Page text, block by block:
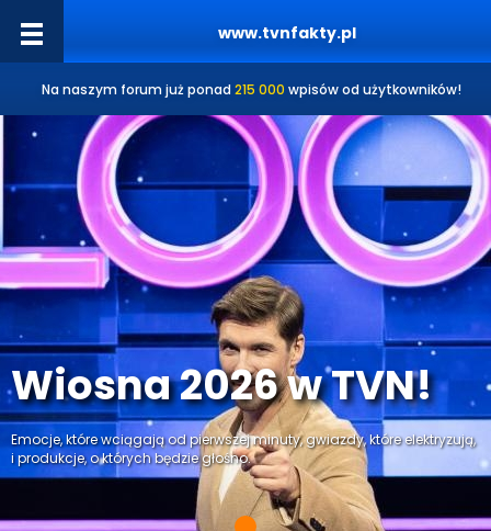
www.tvnfakty.pl
Na naszym forum już ponad 215 000 wpisów od użytkowników!
Wiosna 2026 w TVN!
Emocje, które wciągają od pierwszej minuty, gwiazdy, które elektryzują,
i produkcje, o których będzie głośno.